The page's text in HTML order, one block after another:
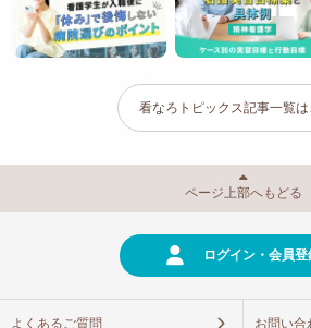
看なろトピックス記事一覧は
ページ上部へもどる
ログイン・会員登
よくあるご質問 お問い合